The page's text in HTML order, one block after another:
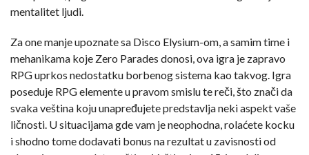
mentalitet ljudi.
Za one manje upoznate sa Disco Elysium-om, a samim time i
mehanikama koje Zero Parades donosi, ova igra je zapravo
RPG uprkos nedostatku borbenog sistema kao takvog. Igra
poseduje RPG elemente u pravom smislu te reči, što znači da
svaka veština koju unapređujete predstavlja neki aspekt vaše
ličnosti. U situacijama gde vam je neophodna, rolaćete kocku
i shodno tome dodavati bonus na rezultat u zavisnosti od